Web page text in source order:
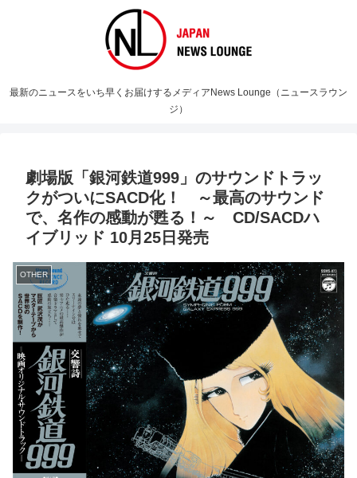
最新のニュースをいち早くお届けするメディアNews Lounge（ニュースラウン
ジ）
劇場版「銀河鉄道999」のサウンドトラッ
クがついにSACD化！ ～最高のサウンド
で、名作の感動が甦る！～ CD/SACDハ
イブリッド 10月25日発売
OTHER